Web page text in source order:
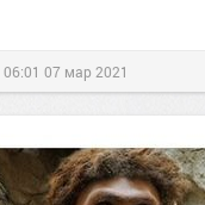
06:01 07 мар 2021